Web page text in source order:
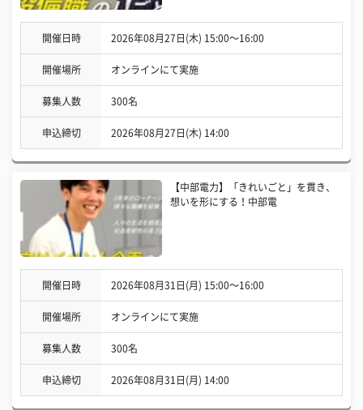
開催日時 2026年08月27日(木) 15:00〜16:00
開催場所 オンラインにて実施
募集人数 300名
申込締切 2026年08月27日(木) 14:00
【中部電力】「きれいごと」を貫き、
想いを形にする！中部電
開催日時 2026年08月31日(月) 15:00〜16:00
開催場所 オンラインにて実施
募集人数 300名
申込締切 2026年08月31日(月) 14:00